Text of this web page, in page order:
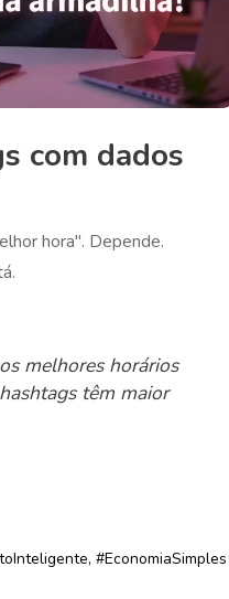
com dados
hora". Depende.
melhores horários
têm maior
#EconomiaSimples